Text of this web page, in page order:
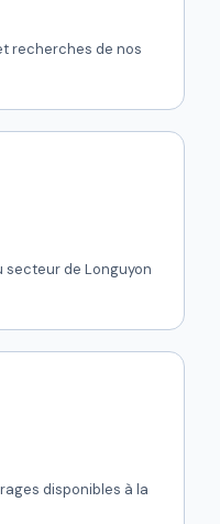
recherches de nos
secteur de Longuyon
disponibles à la